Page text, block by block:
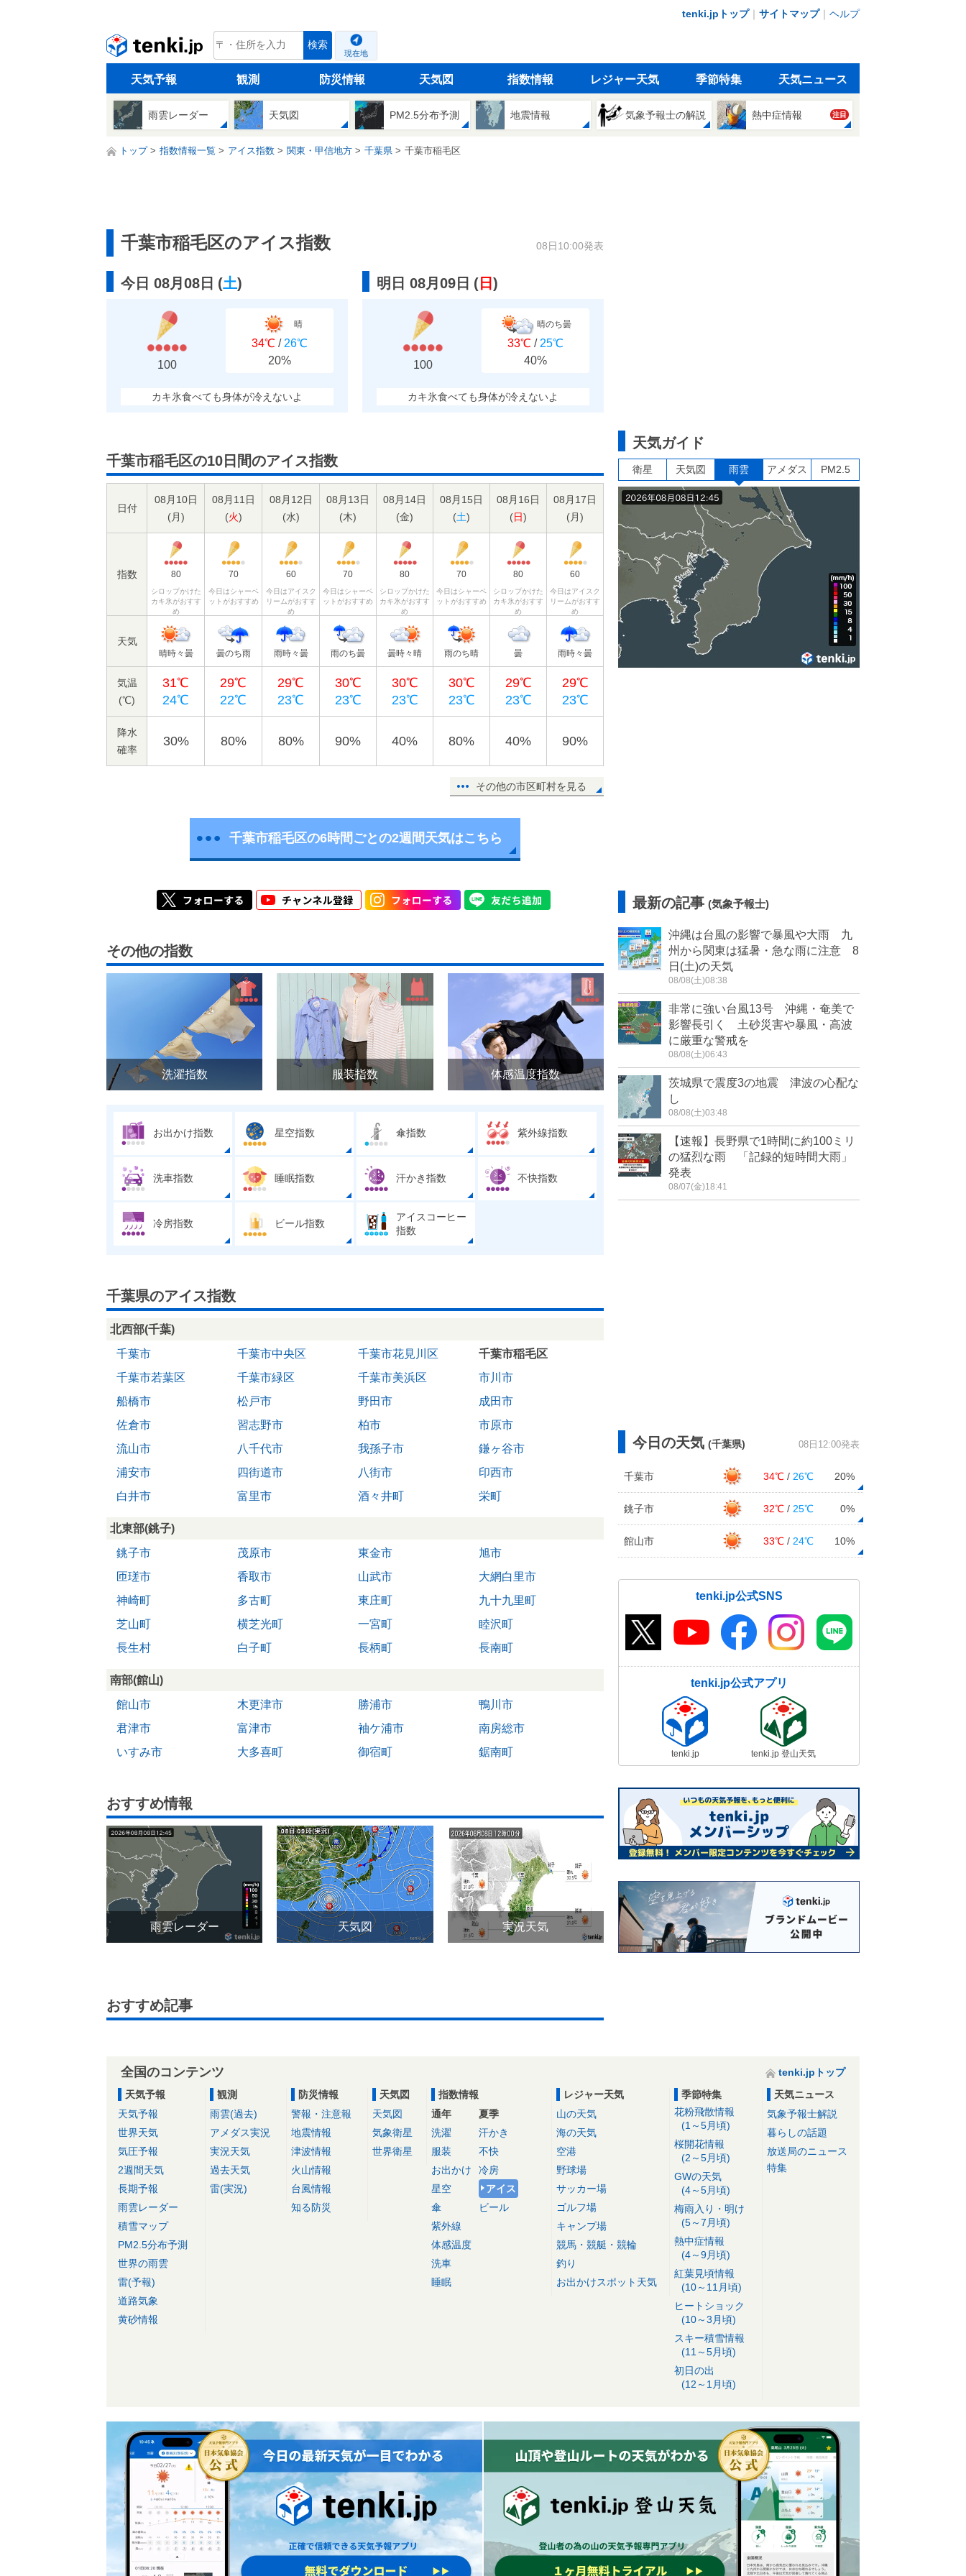
tenki.jpトップ｜ サイトマップ｜ ヘルプ
tenki.jp 検索
現在地
天気予報 観測 防災情報 天気図 指数情報 レジャー天気 季節特集 天気ニュース
雨雲レーダー 天気図 PM2.5分布予測 地震情報 気象予報士の解説 熱中症情報 注目
トップ 指数情報一覧 アイス指数 関東・甲信地方 千葉県 千葉市稲毛区
千葉市稲毛区のアイス指数 08日10:00発表
今日 08月08日 (土)
100
晴
34℃ / 26℃
20%
カキ氷食べても身体が冷えないよ
明日 08月09日 ( 日 )
100
晴のち曇
33℃ / 25℃
40%
カキ氷食べても身体が冷えないよ
千葉市稲毛区の10日間のアイス指数
日付
08月10日
(月)
08月11日
(火)
08月12日
(水)
08月13日
(木)
08月14日
(金)
08月15日
(土)
08月16日
(日)
08月17日
(月)
指数 80
シロップかけた
カキ氷がおすす
め
70
今日はシャーベ
ットがおすすめ
60
今日はアイスク
リームがおすす
め
70
今日はシャーベ
ットがおすすめ
80
シロップかけた
カキ氷がおすす
め
70
今日はシャーベ
ットがおすすめ
80
シロップかけた
カキ氷がおすす
め
60
今日はアイスク
リームがおすす
め
天気
晴時々曇 曇のち雨 雨時々曇 雨のち曇 曇時々晴 雨のち晴 曇 雨時々曇
気温
(℃)
31℃
24℃
29℃
22℃
29℃
23℃
30℃
23℃
30℃
23℃
30℃
23℃
29℃
23℃
29℃
23℃
降水
確率
30% 80% 80% 90% 40% 80% 40% 90%
その他の市区町村を見る
千葉市稲毛区の6時間ごとの2週間天気はこちら
その他の指数
洗濯指数 服装指数 体感温度指数
お出かけ指数 星空指数 傘指数 紫外線指数
洗車指数 睡眠指数 汗かき指数 不快指数
冷房指数 ビール指数
アイスコーヒー
指数
千葉県のアイス指数
北西部(千葉)
千葉市
千葉市中央区 千葉市花見川区
千葉市稲毛区
千葉市若葉区
千葉市緑区 千葉市美浜区
市川市
船橋市
松戸市 野田市
成田市
佐倉市
習志野市 柏市
市原市
流山市
八千代市 我孫子市
鎌ヶ谷市
浦安市
四街道市 八街市
印西市
白井市
富里市 酒々井町 栄町
北東部(銚子)
銚子市
茂原市 東金市
旭市
匝瑳市
香取市 山武市
大網白里市
神崎町
多古町 東庄町
九十九里町
芝山町
横芝光町 一宮町
睦沢町
長生村
白子町 長柄町 長南町
南部(館山)
館山市
木更津市 勝浦市
鴨川市
君津市
富津市 袖ケ浦市
南房総市
いすみ市
大多喜町 御宿町 鋸南町
おすすめ情報
雨雲レーダー 天気図 実況天気
おすすめ記事
天気ガイド
衛星 天気図 雨雲 アメダス PM2.5
最新の記事 (気象予報士)
沖縄は台風の影響で暴風や大雨 九
州から関東は猛暑・急な雨に注意 8
日(土)の天気
08/08(土)08:38
非常に強い台風13号 沖縄・奄美で
影響長引く 土砂災害や暴風・高波
に厳重な警戒を
08/08(土)06:43
茨城県で震度3の地震 津波の心配な
し
08/08(土)03:48
【速報】長野県で1時間に約100ミリ
の猛烈な雨 「記録的短時間大雨」
発表
08/07(金)18:41
今日の天気 (千葉県) 08日12:00発表
千葉市 34℃ / 26℃ 20%
銚子市 32℃ / 25℃ 0%
館山市 33℃ / 24℃ 10%
tenki.jp公式SNS
tenki.jp公式アプリ
tenki.jp tenki.jp 登山天気
全国のコンテンツ
tenki.jpトップ
天気予報
天気予報
世界天気
気圧予報
2週間天気
長期予報
雨雲レーダー
積雪マップ
PM2.5分布予測
世界の雨雲
雷(予報)
道路気象
黄砂情報
観測
雨雲(過去)
アメダス実況
実況天気
過去天気
雷(実況)
防災情報
警報・注意報
地震情報
津波情報
火山情報
台風情報
知る防災
天気図
天気図
気象衛星
世界衛星
指数情報
通年
洗濯
服装
お出かけ
星空
傘
紫外線
体感温度
洗車
睡眠
夏季
汗かき
不快
冷房
アイス
ビール
レジャー天気
山の天気
海の天気
空港
野球場
サッカー場
ゴルフ場
キャンプ場
競馬・競艇・競輪
釣り
お出かけスポット天気
季節特集
花粉飛散情報
(1～5月頃)
桜開花情報
(2～5月頃)
GWの天気
(4～5月頃)
梅雨入り・明け
(5～7月頃)
熱中症情報
(4～9月頃)
紅葉見頃情報
(10～11月頃)
ヒートショック
(10～3月頃)
スキー積雪情報
(11～5月頃)
初日の出
(12～1月頃)
天気ニュース
気象予報士解説
暮らしの話題
放送局のニュース
特集